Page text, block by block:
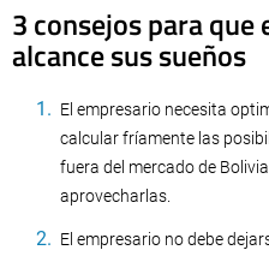
3 consejos para que
alcance sus sueños
El empresario necesita
calcular fríamente las
fuera del mercado de
aprovecharlas.
El empresario no debe